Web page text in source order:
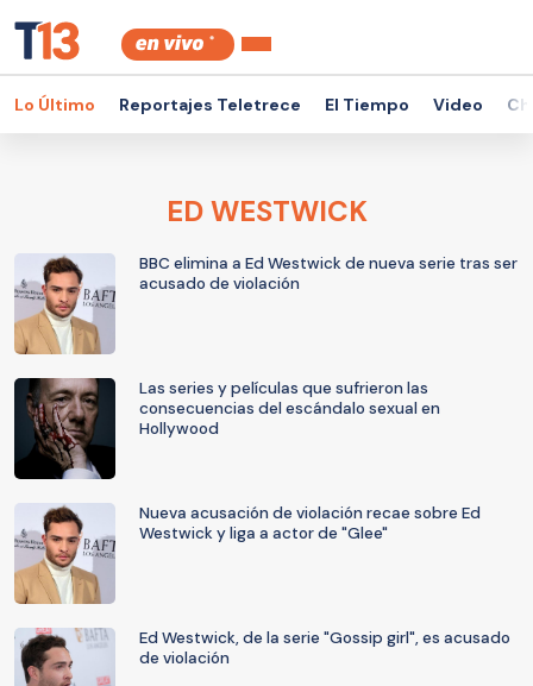
Lo Último Reportajes Teletrece El Tiempo Video
ED WESTWICK
BBC elimina a Ed Westwick de nueva serie tras ser
acusado de violación
Las series y películas que sufrieron las
consecuencias del escándalo sexual en
Hollywood
Nueva acusación de violación recae sobre Ed
Westwick y liga a actor de "Glee"
Ed Westwick, de la serie "Gossip girl", es acusado
de violación